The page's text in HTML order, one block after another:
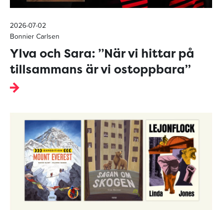
2026-07-02
Bonnier Carlsen
Ylva och Sara: ”När vi hittar på
tillsammans är vi ostoppbara”